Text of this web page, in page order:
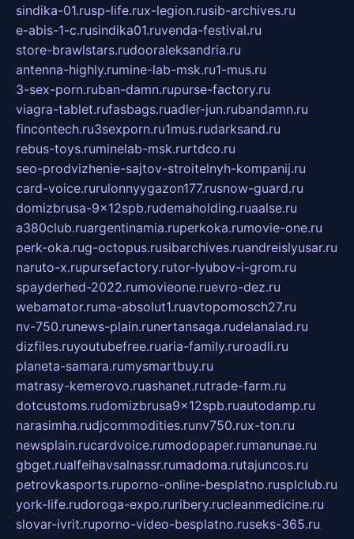
sindika-01.rusp-life.rux-legion.rusib-archives.ru
e-abis-1-c.rusindika01.ruvenda-festival.ru
store-brawlstars.rudooraleksandria.ru
antenna-highly.rumine-lab-msk.ru1-mus.ru
3-sex-porn.ruban-damn.rupurse-factory.ru
viagra-tablet.rufasbags.ruadler-jun.rubandamn.ru
fincontech.ru3sexporn.ru1mus.rudarksand.ru
rebus-toys.ruminelab-msk.rurtdco.ru
seo-prodvizhenie-sajtov-stroitelnyh-kompanij.ru
card-voice.rurulonnyygazon177.rusnow-guard.ru
domizbrusa-9x12spb.rudemaholding.ruaalse.ru
a380club.ruargentinamia.ruperkoka.rumovie-one.ru
perk-oka.rug-octopus.rusibarchives.ruandreislyusar.ru
naruto-x.rupursefactory.rutor-lyubov-i-grom.ru
spayderhed-2022.rumovieone.ruevro-dez.ru
webamator.ruma-absolut1.ruavtopomosch27.ru
nv-750.runews-plain.runertansaga.rudelanalad.ru
dizfiles.ruyoutubefree.ruaria-family.ruroadli.ru
planeta-samara.rumysmartbuy.ru
matrasy-kemerovo.ruashanet.rutrade-farm.ru
dotcustoms.rudomizbrusa9x12spb.ruautodamp.ru
narasimha.rudjcommodities.runv750.rux-ton.ru
newsplain.rucardvoice.rumodopaper.rumanunae.ru
gbget.rualfeihavsalnassr.rumadoma.rutajuncos.ru
petrovkasports.ruporno-online-besplatno.rusplclub.ru
york-life.rudoroga-expo.ruribery.rucleanmedicine.ru
slovar-ivrit.ruporno-video-besplatno.ruseks-365.ru